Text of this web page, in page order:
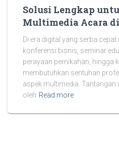
Solusi Lengkap
Multimedia Acara
Di era digital yang serba
konferensi bisnis, seminar
perayaan pernikahan, hingga
membutuhkan sentuhan
aspek multimedia. Tantangan
oleh Read more